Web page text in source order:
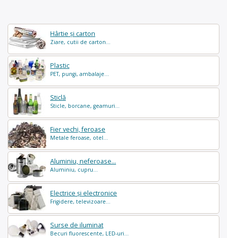
Hârtie și carton
Ziare, cutii de carton...
Plastic
PET, pungi, ambalaje...
Sticlă
Sticle, borcane, geamuri...
Fier vechi, feroase
Metale feroase, otel...
Aluminiu, neferoase...
Aluminiu, cupru...
Electrice și electronice
Frigidere, televizoare...
Surse de iluminat
Becuri fluorescente, LED-uri...